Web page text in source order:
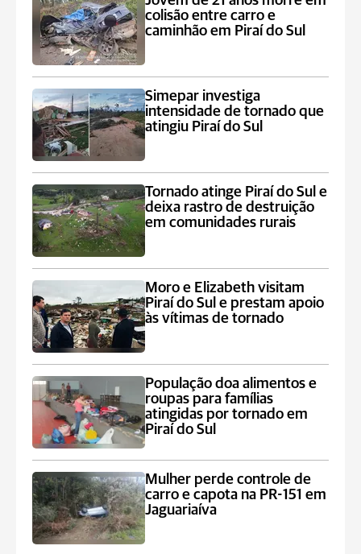
colisão entre carro e
caminhão em Piraí do Sul
Simepar investiga
intensidade de tornado que
atingiu Piraí do Sul
Tornado atinge Piraí do Sul e
deixa rastro de destruição
em comunidades rurais
Moro e Elizabeth visitam
Piraí do Sul e prestam apoio
às vítimas de tornado
População doa alimentos e
roupas para famílias
atingidas por tornado em
Piraí do Sul
Mulher perde controle de
carro e capota na PR-151 em
Jaguariaíva